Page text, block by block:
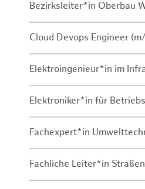
Bezirksleiter*in Oberbau
Cloud Devops Engineer
Elektroingenieur*in im
Elektroniker*in für
Fachexpert*in
Fachliche Leiter*in